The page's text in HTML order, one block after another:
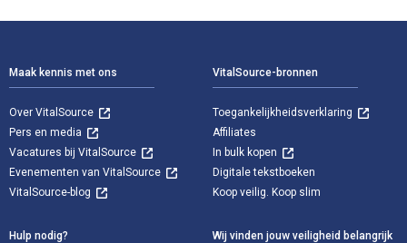
Maak kennis met ons
Over VitalSource
Pers en media
Vacatures bij VitalSource
Evenementen van VitalSource
VitalSource-blog
VitalSource-bronnen
Toegankelijkheidsverklaring
Affiliates
In bulk kopen
Digitale tekstboeken
Koop veilig. Koop slim
Hulp nodig? Wij vinden jouw veiligheid belangrijk